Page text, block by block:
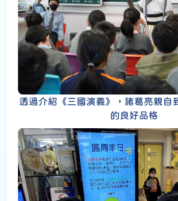
透過介紹《三國演義》，諸葛亮親自
的良好品格